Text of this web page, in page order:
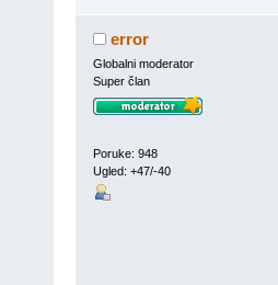
error
Globalni moderator
Super član
Poruke: 948
Ugled: +47/-40